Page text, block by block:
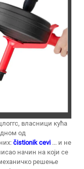
власници кућа
од
čistionik cevi ... и не
начин на који се
решење